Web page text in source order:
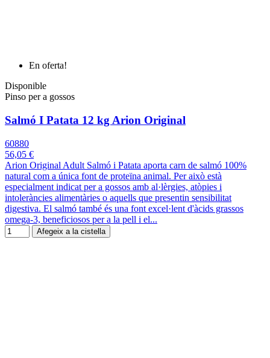
En oferta!
Disponible
Pinso per a gossos
Salmó I Patata 12 kg Arion Original
60880
56,05 €
Arion Original Adult Salmó i Patata aporta carn de salmó 100%
natural com a única font de proteïna animal. Per això està
especialment indicat per a gossos amb al·lèrgies, atòpies i
intoleràncies alimentàries o aquells que presentin sensibilitat
digestiva. El salmó també és una font excel·lent d'àcids grassos
omega-3, beneficiosos per a la pell i el...
Afegeix a la cistella